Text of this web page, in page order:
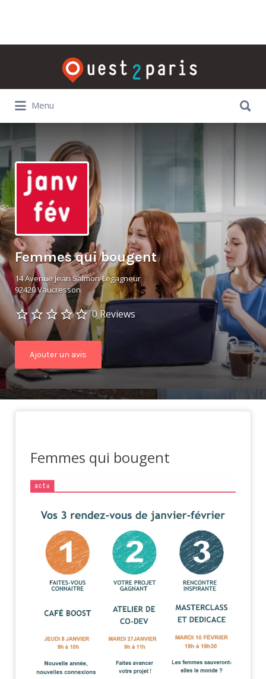
Rechercher:
Menu
Femmes qui bougent
14 Avenue Jean Salmon-Legagneur
92420 Vaucresson
0 Reviews
Ajouter un avis
Femmes qui bougent